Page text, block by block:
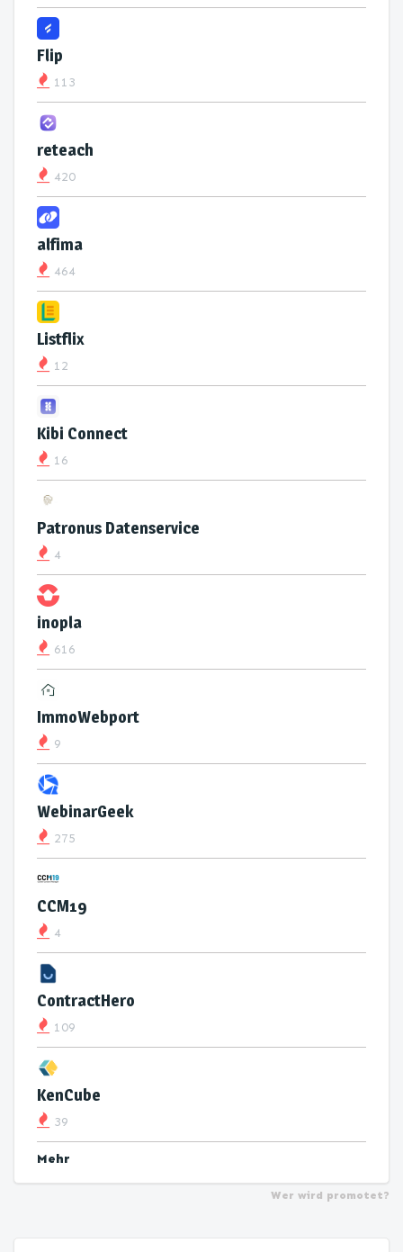
Flip
113
reteach
420
alfima
464
Listflix
12
Kibi Connect
16
Patronus Datenservice
4
inopla
616
ImmoWebport
9
WebinarGeek
275
CCM19
4
ContractHero
109
KenCube
39
Mehr
Wer wird promotet?